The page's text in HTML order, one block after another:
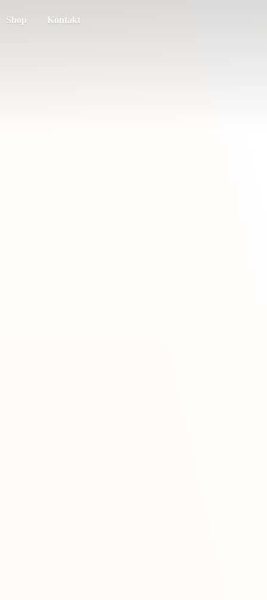
Shop Kontakt